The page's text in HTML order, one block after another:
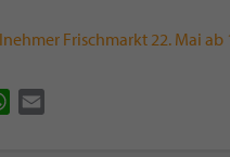
Frischmarkt 22. Mai ab
WhatsApp